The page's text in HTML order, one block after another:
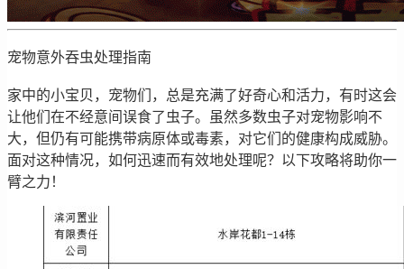
宠物意外吞虫处理指南
家中的小宝贝，宠物们，总是充满了好奇心和活力，有时这会
让他们在不经意间误食了虫子。虽然多数虫子对宠物影响不
大，但仍有可能携带病原体或毒素，对它们的健康构成威胁。
面对这种情况，如何迅速而有效地处理呢？以下攻略将助你一
臂之力！